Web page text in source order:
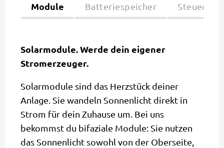
Module Batteriespeicher Steuerung
Solarmodule. Werde dein eigener
Stromerzeuger.
Solarmodule sind das Herzstück deiner
Anlage. Sie wandeln Sonnenlicht direkt in
Strom für dein Zuhause um. Bei uns
bekommst du bifaziale Module: Sie nutzen
das Sonnenlicht sowohl von der Oberseite,